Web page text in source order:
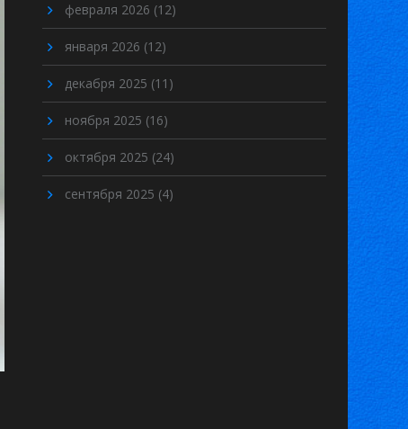
февраля 2026 (12)
января 2026 (12)
декабря 2025 (11)
ноября 2025 (16)
октября 2025 (24)
сентября 2025 (4)